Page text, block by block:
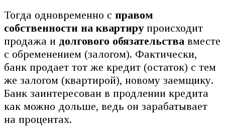
Тогда одновременно с правом
собственности на квартирупроисходит
продажа и долгового обязательства вместе
с обременением (залогом). Фактически,
банк продает тот же кредит (остаток) с тем
же залогом (квартирой), новому заемщику.
Банк заинтересован в продлении кредита
как можно дольше, ведь он зарабатывает
на процентах.